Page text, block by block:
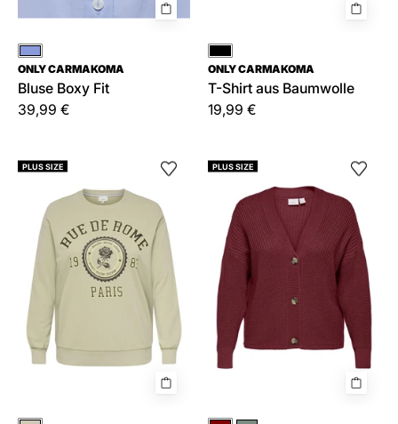
Blau
ONLY CARMAKOMA
Bluse Boxy Fit
39,99 €
Schwarz
ONLY CARMAKOMA
T-Shirt aus Baumwolle
19,99 €
Sweatshirt
CARWESLEY
aus
Baumwollmix
PLUS SIZE
CARCAROL
L/S
CARDIGAN
KNT
NOOS
PLUS SIZE